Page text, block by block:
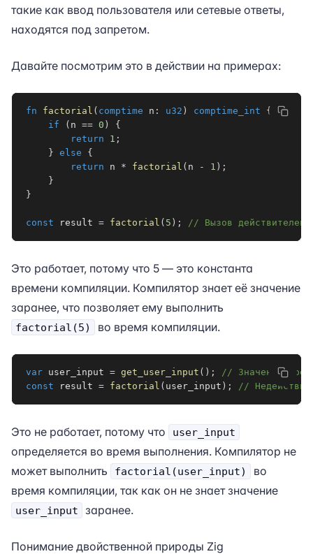
такие как ввод пользователя или сетевые ответы,
находятся под запретом.
Давайте посмотрим это в действии на примерах:
fn factorial ( comptime n : u32 ) comptime_int
{
if
( n == 0 )
{
return
1 ;
} else
{
return n * factorial ( n - 1 ) ;
}
}
const result = factorial ( 5 ) ; // Вызов действителен,
Это работает, потому что 5 — это константа
времени компиляции. Компилятор знает её значение
заранее, что позволяет ему выполнить
factorial(5) во время компиляции.
var user_input = get_user_input ( ) ;
// Значение
const result = factorial ( user_input ) ; //
Это не работает, потому что user_input
определяется во время выполнения. Компилятор не
может выполнить
factorial(user_input)
во
время компиляции, так как он не знает значение
user_input заранее.
Понимание двойственной природы Zig